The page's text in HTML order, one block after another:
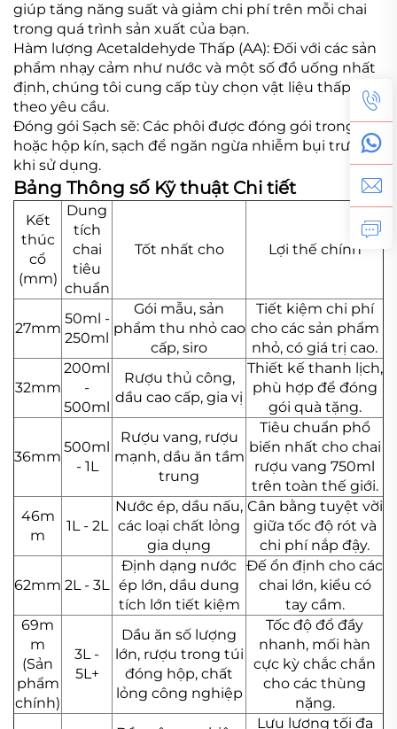
giúp tăng năng suất và giảm chi phí trên mỗi chai
trong quá trình sản xuất của bạn.
Hàm lượng Acetaldehyde Thấp (AA): Đối với các sản
phẩm nhạy cảm như nước và một số đồ uống nhất
định, chúng tôi cung cấp tùy chọn vật liệu thấp AA
theo yêu cầu.
Đóng gói Sạch sẽ: Các phôi được đóng gói trong túi
hoặc hộp kín, sạch để ngăn ngừa nhiễm bụi trước
khi sử dụng.
Bảng Thông số Kỹ thuật Chi tiết
Kết
thúc
cổ
(mm)
Dung
tích
chai
tiêu
chuẩn
Tốt nhất cho Lợi thế chính
27mm
50ml -
250ml
Gói mẫu, sản
phẩm thu nhỏ cao
cấp, siro
Tiết kiệm chi phí
cho các sản phẩm
nhỏ, có giá trị cao.
32mm
200ml
-
500ml
Rượu thủ công,
dầu cao cấp, gia vị
Thiết kế thanh lịch,
phù hợp để đóng
gói quà tặng.
36mm
500ml
- 1L
Rượu vang, rượu
mạnh, dầu ăn tầm
trung
Tiêu chuẩn phổ
biến nhất cho chai
rượu vang 750ml
trên toàn thế giới.
46m
m
1L - 2L
Nước ép, dầu nấu,
các loại chất lỏng
gia dụng
Cân bằng tuyệt vời
giữa tốc độ rót và
chi phí nắp đậy.
62mm 2L - 3L
Định dạng nước
ép lớn, dầu dung
tích lớn tiết kiệm
Đế ổn định cho các
chai lớn, kiểu có
tay cầm.
69m
m
(Sản
phẩm
chính)
3L -
5L+
Dầu ăn số lượng
lớn, rượu trong túi
đóng hộp, chất
lỏng công nghiệp
Tốc độ đổ đầy
nhanh, mối hàn
cực kỳ chắc chắn
cho các thùng
nặng.
Lưu lượng tối đa